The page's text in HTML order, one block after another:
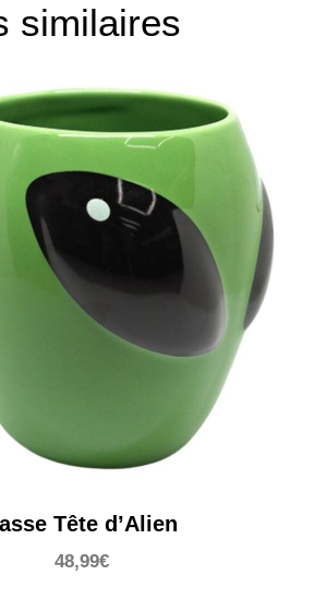
similaires
Tête d’Alien
48,99€